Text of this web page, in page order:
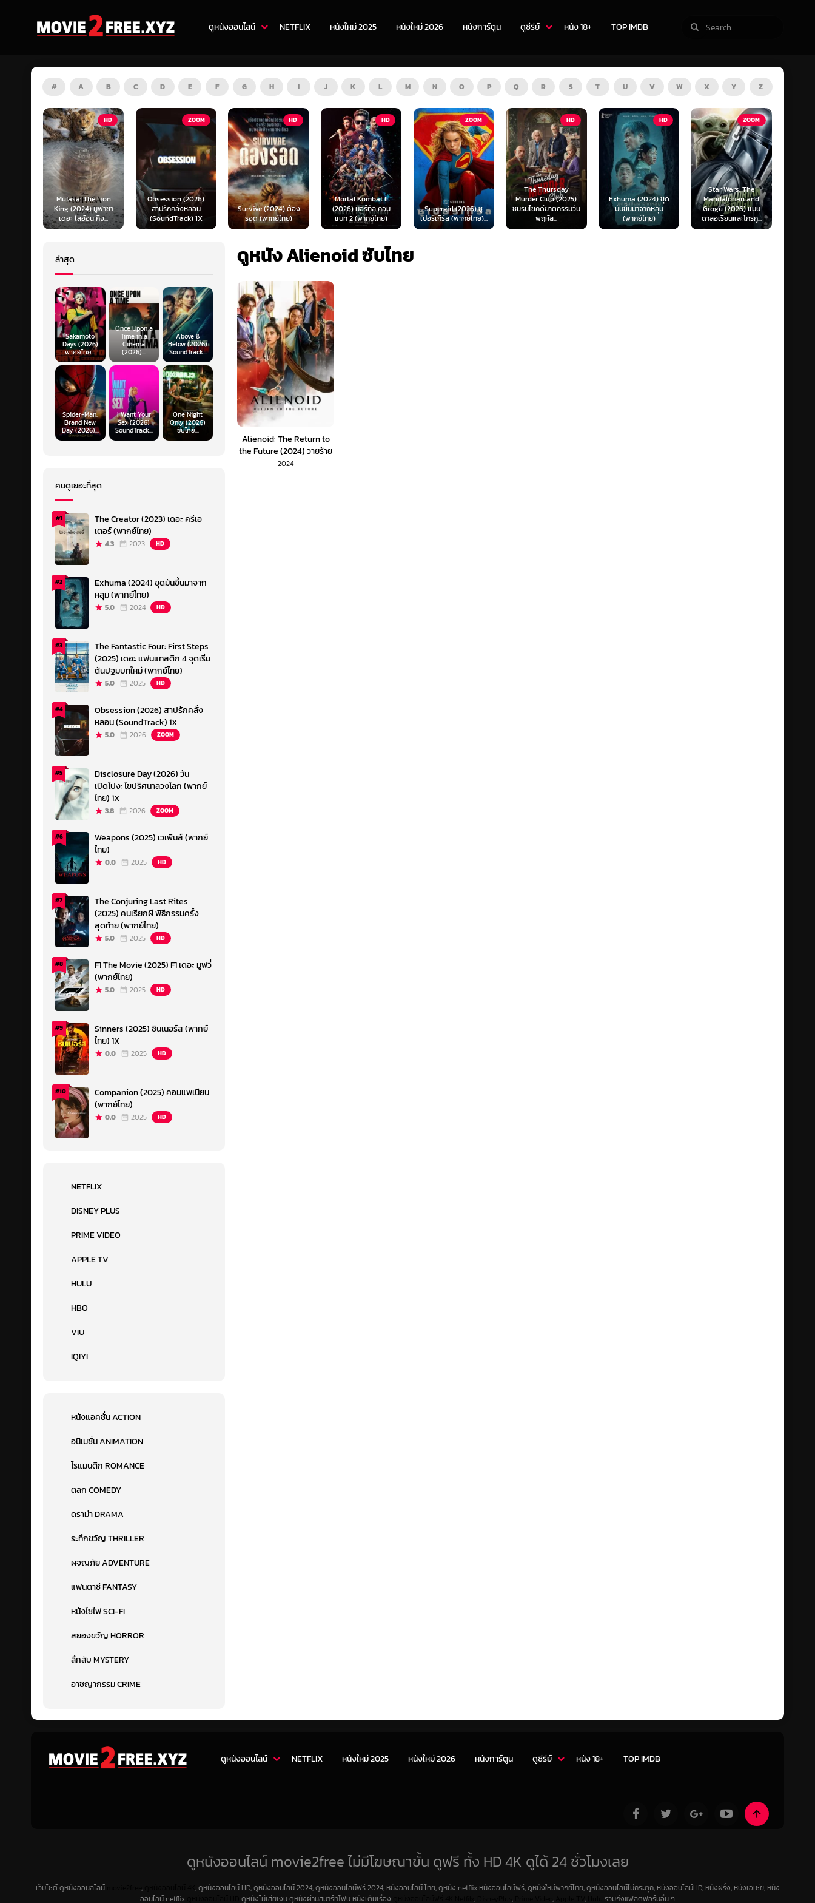
ดูหนังออนไลน์ NETFLIX หนังใหม่ 2025 หนังใหม่ 2026 หนังการ์ตูน ดูซีรีย์ หนัง 18+ TOP IMDB
# A B C D E F G H I J K L M N O P Q R S T U V W X Y Z
ZOOM
Obsession (2026)
สาปรักคลั่งหลอน
(SoundTrack) 1X
HD
Survive (2024) ต้อง
รอด (พากย์ไทย)
HD
Mortal Kombat II
(2026) มอร์ทัล คอม
แบท 2 (พากย์ไทย)
ZOOM
Supergirl (2026) ซู
เปอร์เกิร์ล (พากย์ไทย)...
HD
The Thursday
Murder Club (2025)
ชมรมไขคดีฆาตกรรมวัน
พฤหัส...
HD
Exhuma (2024) ขุด
มันขึ้นมาจากหลุม
(พากย์ไทย)
ZOOM
Star Wars: The
Mandalorian and
Grogu (2026) แมน
ดาลอเรี่ยนและโกรกู...
TV
The Last of Us
Season 1-2 (2025)
เดอะ ลาสต์ ออฟ อัส
ดูหนัง Alienoid ซับไทย
Alienoid: The Return to
the Future (2024) วายร้าย
เอเลี่ยน 2 (พากย์ไทย) 1X
2024
ล่าสุด
Sakamoto
Days (2026)
พากย์ไทย...
Once Upon a
Time in a
Cinema
(2026)...
Above &
Below (2026)
SoundTrack...
Spider-Man:
Brand New
Day (2026)...
I Want Your
Sex (2026)
SoundTrack...
One Night
Only (2026)
ซับไทย...
คนดูเยอะที่สุด
#1
The Creator (2023) เดอะ ครีเอ
เตอร์ (พากย์ไทย)
4.3 2023 HD
#2
Exhuma (2024) ขุดมันขึ้นมาจาก
หลุม (พากย์ไทย)
5.0 2024 HD
#3
The Fantastic Four: First Steps
(2025) เดอะ แฟนแทสติก 4 จุดเริ่ม
ต้นปฐมบทใหม่ (พากย์ไทย)
5.0 2025 HD
#4
Obsession (2026) สาปรักคลั่ง
หลอน (SoundTrack) 1X
5.0 2026 ZOOM
#5
Disclosure Day (2026) วัน
เปิดโปง: ไขปริศนาลวงโลก (พากย์
ไทย) 1X
3.8 2026 ZOOM
#6
Weapons (2025) เวเพินส์ (พากย์
ไทย)
0.0 2025 HD
#7
The Conjuring Last Rites
(2025) คนเรียกผี พิธีกรรมครั้ง
สุดท้าย (พากย์ไทย)
5.0 2025 HD
#8
F1 The Movie (2025) F1 เดอะ มูฟวี่
(พากย์ไทย)
5.0 2025 HD
#9
Sinners (2025) ซินเนอร์ส (พากย์
ไทย) 1X
0.0 2025 HD
#10
Companion (2025) คอมแพเนียน
(พากย์ไทย)
0.0 2025 HD
NETFLIX
DISNEY PLUS
PRIME VIDEO
APPLE TV
HULU
HBO
VIU
IQIYI
หนังแอคชั่น ACTION
อนิเมชั่น ANIMATION
โรแมนติก ROMANCE
ตลก COMEDY
ดราม่า DRAMA
ระทึกขวัญ THRILLER
ผจญภัย ADVENTURE
แฟนตาซี FANTASY
หนังไซไฟ SCI-FI
สยองขวัญ HORROR
ลึกลับ MYSTERY
อาชญากรรม CRIME
ดูหนังออนไลน์ NETFLIX หนังใหม่ 2025 หนังใหม่ 2026 หนังการ์ตูน ดูซีรีย์ หนัง 18+ TOP IMDB
ดูหนังออนไลน์ movie2free ไม่มีโฆษณาขั้น ดูฟรี ทั้ง HD 4K ดูได้ 24 ชั่วโมงเลย
เว็บไซต์ ดูหนังออนลไลน์ ,
, ดูหนังออนไลน์ HD, ดูหนังออนไลน์ 2024, ดูหนังออนไลน์ฟรี 2024, หนังออนไลน์ ไทย, ดูหนัง netflix หนังออนไลน์ฟรี, ดูหนังใหม่พากย์ไทย, ดูหนังออนไลน์ไม่กระตุก, หนังออนไลน์HD, หนังฝรั่ง, หนังเอเชีย, หนัง
ออนไลน์ netflix
ดูหนังไม่เสียเงิน ดูหนังผ่านสมาร์ทโฟน หนังเต็มเรื่อง , , , , รวมถึงแฟลตฟอร์มอื่น ๆ